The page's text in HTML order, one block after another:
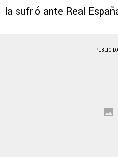
la sufrió ante Real